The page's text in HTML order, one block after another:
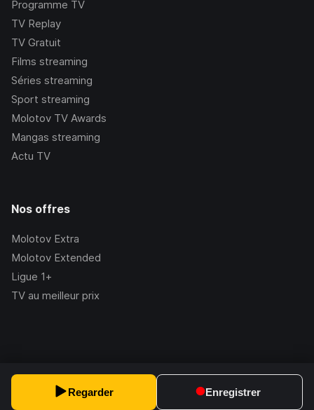
Regarder Enregistrer
Programme TV
TV Replay
TV Gratuit
Films streaming
Séries streaming
Sport streaming
Molotov TV Awards
Mangas streaming
Actu TV
Nos offres
Molotov Extra
Molotov Extended
Ligue 1+
TV au meilleur prix
2.228.1